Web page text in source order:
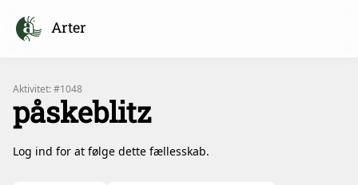
Arter
Aktivitet: #1048
påskeblitz
Log ind for at følge dette fællesskab.